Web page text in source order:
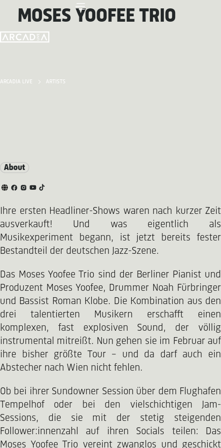
ARCADIA LIVE ARTISTS
MOSES YOOFEE TRIO
About
Ihre ersten Headliner-Shows waren nach kurzer Zeit
ausverkauft! Und was eigentlich als
Musikexperiment begann, ist jetzt bereits fester
Bestandteil der deutschen Jazz-Szene.
Das Moses Yoofee Trio sind der Berliner Pianist und
Produzent Moses Yoofee, Drummer Noah Fürbringer
und Bassist Roman Klobe. Die Kombination aus den
drei talentierten Musikern erschafft einen
komplexen, fast explosiven Sound, der völlig
instrumental mitreißt. Nun gehen sie im Februar auf
ihre bisher größte Tour – und da darf auch ein
Abstecher nach Wien nicht fehlen.
Ob bei ihrer Sundowner Session über dem Flughafen
Tempelhof oder bei den vielschichtigen Jam-
Sessions, die sie mit der stetig steigenden
Follower:innenzahl auf ihren Socials teilen: Das
Moses Yoofee Trio vereint zwanglos und geschickt